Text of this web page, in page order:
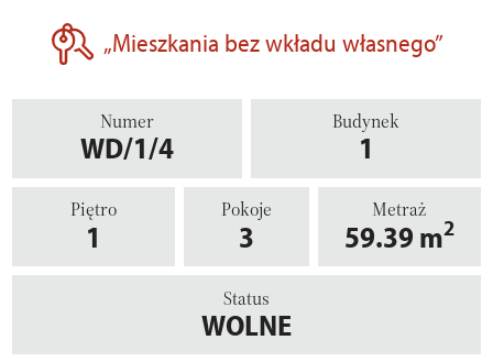
„Mieszkania bez wkładu własnego”
Numer
WD/1/4
Budynek
1
Piętro
1
Pokoje
3
Metraż
59.39 m2
Status
WOLNE